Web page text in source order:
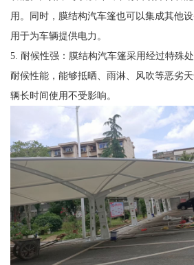
用。同时，膜结构汽车篷也可以集成其他
用于为车辆提供电力。
5. 耐候性强：膜结构汽车篷采用经过特殊
耐候性能，能够抵晒、雨淋、风吹等恶劣
辆长时间使用不受影响。